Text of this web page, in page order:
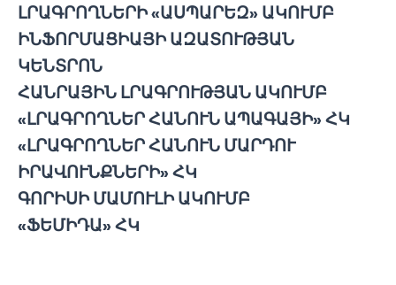
ԼՐԱԳՐՈՂՆԵՐԻ «ԱՍՊԱՐԵԶ» ԱԿՈՒՄԲ
ԻՆՖՈՐՄԱՑԻԱՅԻ ԱԶԱՏՈՒԹՅԱՆ
ԿԵՆՏՐՈՆ
ՀԱՆՐԱՅԻՆ ԼՐԱԳՐՈՒԹՅԱՆ ԱԿՈՒՄԲ
«ԼՐԱԳՐՈՂՆԵՐ ՀԱՆՈՒՆ ԱՊԱԳԱՅԻ» ՀԿ
«ԼՐԱԳՐՈՂՆԵՐ ՀԱՆՈՒՆ ՄԱՐԴՈՒ
ԻՐԱՎՈՒՆՔՆԵՐԻ» ՀԿ
ԳՈՐԻՍԻ ՄԱՄՈՒԼԻ ԱԿՈՒՄԲ
«ՖԵՄԻԴԱ» ՀԿ